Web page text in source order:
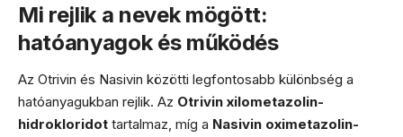
Mi rejlik a nevek mögött:
hatóanyagok és működés
Az Otrivin és Nasivin közötti legfontosabb különbség a
hatóanyagukban rejlik. Az Otrivin xilometazolin-
hidrokloridot tartalmaz, míg a Nasivin oximetazolin-